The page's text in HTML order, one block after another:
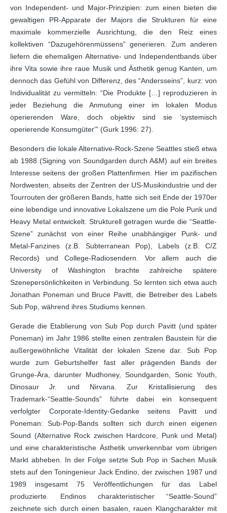
von Independent- und Major-Prinzipien: zum einen bieten die
gewaltigen PR-Apparate der Majors die Strukturen für eine
maximale kommerzielle Ausrichtung, die den Reiz eines
kollektiven “Dazugehörenmüssens” generieren. Zum anderen
liefern die ehemaligen Alternative- und Independentbands über
ihre Vita sowie ihre raue Musik und Ästhetik genug Kanten, um
dennoch das Gefühl von Differenz, des “Andersseins”, kurz: von
Individualität zu vermitteln: “Die Produkte […] reproduzieren in
jeder Beziehung die Anmutung einer im lokalen Modus
operierenden Ware, doch objektiv sind sie ‘systemisch
operierende Konsumgüter'” (Gurk 1996: 27).
Besonders die lokale Alternative-Rock-Szene Seattles stieß etwa
ab 1988 (Signing von Soundgarden durch A&M) auf ein breites
Interesse seitens der großen Plattenfirmen. Hier im pazifischen
Nordwesten, abseits der Zentren der US-Musikindustrie und der
Tourrouten der größeren Bands, hatte sich seit Ende der 1970er
eine lebendige und innovative Lokalszene um die Pole Punk und
Heavy Metal entwickelt. Strukturell getragen wurde die “Seattle-
Szene” zunächst von einer Reihe unabhängiger Punk- und
Metal-Fanzines (z.B. Subterranean Pop), Labels (z.B. C/Z
Records) und College-Radiosendern. Vor allem auch die
University of Washington brachte zahlreiche spätere
Szenepersönlichkeiten in Verbindung. So lernten sich etwa auch
Jonathan Poneman und Bruce Pavitt, die Betreiber des Labels
Sub Pop, während ihres Studiums kennen.
Gerade die Etablierung von Sub Pop durch Pavitt (und später
Poneman) im Jahr 1986 stellte einen zentralen Baustein für die
außergewöhnliche Vitalität der lokalen Szene dar. Sub Pop
wurde zum Geburtshelfer fast aller prägenden Bands der
Grunge-Ära, darunter Mudhoney, Soundgarden, Sonic Youth,
Dinosaur Jr. und Nirvana. Zur Kristallisierung des
Trademark-“Seattle-Sounds” führte dabei ein konsequent
verfolgter Corporate-Identity-Gedanke seitens Pavitt und
Poneman: Sub-Pop-Bands sollten sich durch einen eigenen
Sound (Alternative Rock zwischen Hardcore, Punk und Metal)
und eine charakteristische Ästhetik unverkennbar vom übrigen
Markt abheben. In der Folge setzte Sub Pop in Sachen Musik
stets auf den Toningenieur Jack Endino, der zwischen 1987 und
1989 insgesamt 75 Veröffentlichungen für das Label
produzierte. Endinos charakteristischer “Seattle-Sound”
zeichnete sich durch einen basalen, rauen Klangcharakter mit